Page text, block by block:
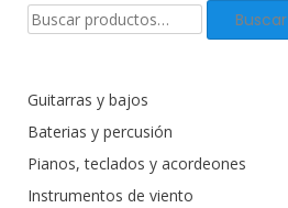
Buscar
productos:
Buscar
Guitarras y bajos
Baterias y percusión
Pianos, teclados y acordeones
Instrumentos de viento